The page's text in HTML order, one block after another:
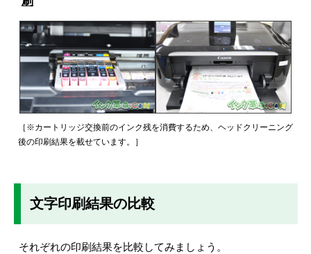
［※カートリッジ交換前のインク残を消費するため、ヘッドクリーニング
後の印刷結果を載せています。］
文字印刷結果の比較
それぞれの印刷結果を比較してみましょう。